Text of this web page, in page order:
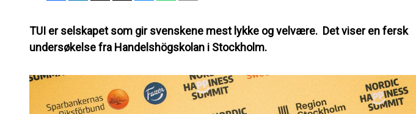
TUI er selskapet som gir svenskene mest lykke og velvære. Det viser en fersk
undersøkelse fra Handelshögskolan i Stockholm.